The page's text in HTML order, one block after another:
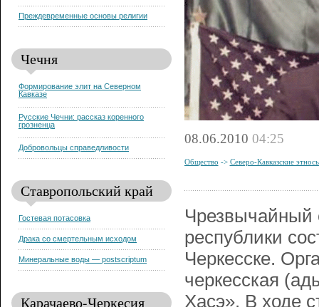
Преждевременные основы религии
Чечня
Формирование элит на Северном
Кавказе
Русские Чечни: рассказ коренного
грозненца
Добровольцы справедливости
Ставропольский край
Гостевая потасовка
Драка со смертельным исходом
Минеральные воды — postscriptum
Карачаево-Черкесия
08.06.2010 04:25
Общество -> Северо-Кавказские
Чрезвычайный
республики
Черкесске.
черкесская
Хасэ». В ходе